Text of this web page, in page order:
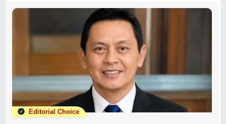
Editorial Choice